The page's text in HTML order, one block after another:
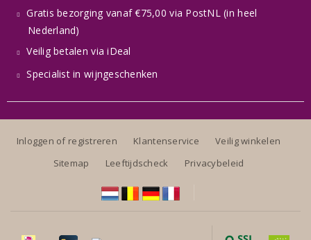
Gratis bezorging vanaf €75,00 via PostNL (in heel
Nederland)
Veilig betalen via iDeal
Specialist in wijngeschenken
Inloggen of registreren Klantenservice
Veilig winkelen
Sitemap
Leeftijdscheck Privacybeleid